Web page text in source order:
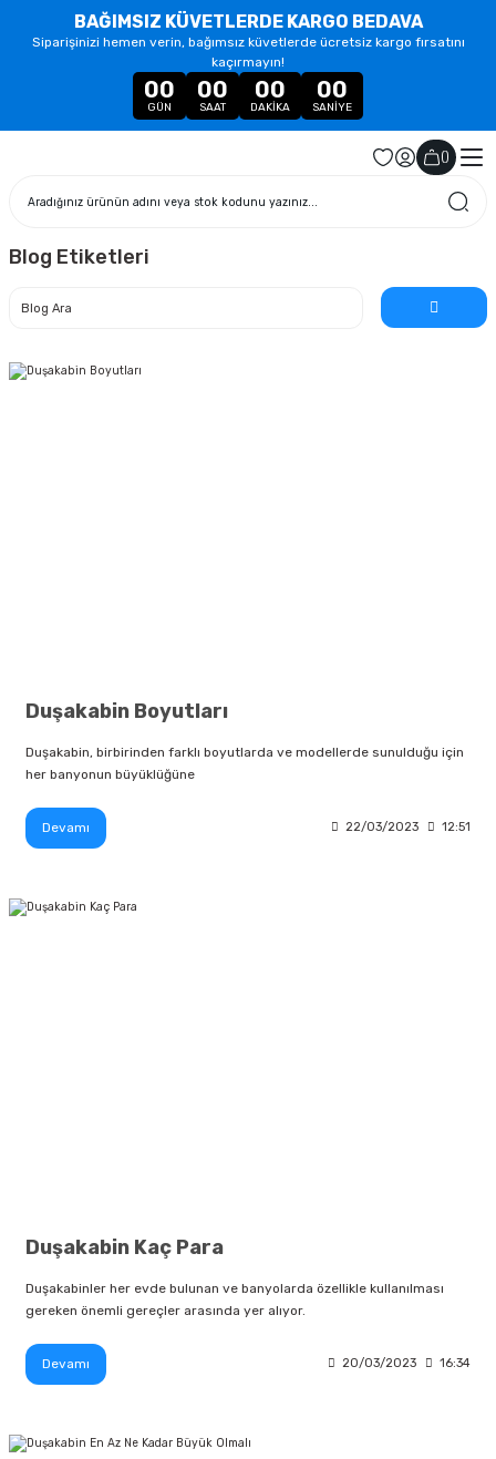
BAĞIMSIZ KÜVETLERDE KARGO BEDAVA
Siparişinizi hemen verin, bağımsız küvetlerde ücretsiz kargo fırsatını
kaçırmayın!
00
GÜN
00
SAAT
00
DAKIKA
00
SANIYE
()
Blog Etiketleri
Duşakabin Boyutları
Duşakabin, birbirinden farklı boyutlarda ve modellerde sunulduğu için
her banyonun büyüklüğüne
Devamı 22/03/2023 12:51
Duşakabin Kaç Para
Duşakabinler her evde bulunan ve banyolarda özellikle kullanılması
gereken önemli gereçler arasında yer alıyor.
Devamı 20/03/2023 16:34